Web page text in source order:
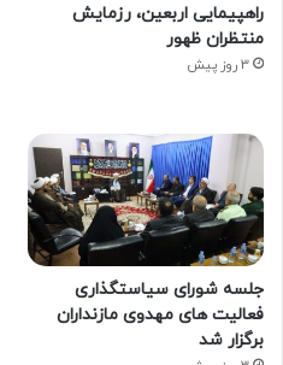
راهپیمایی اربعین، رزمایش
منتظران ظهور
3 روز پیش
جلسه شورای سیاستگذاری
فعالیت های مهدوی مازنداران
برگزار شد